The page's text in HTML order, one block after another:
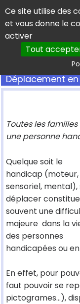
Panneau de gestion
Ce site utilise des
et vous donne le
activer
Tout
Déplacement
Toutes les
une personne
Quelque soit le
handicap (moteur,
sensoriel, mental),
déplacer constitue
souvent une
majeure dans la
des personnes
handicapées ou
En effet, pour
faut pouvoir se
pictogrames...),